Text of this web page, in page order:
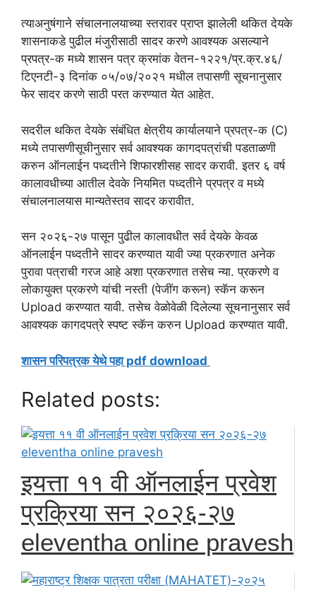
त्याअनुषंगाने संचालनालयाच्या स्तरावर प्राप्त झालेली थकित देयके
शासनाकडे पुढील मंजुरीसाठी सादर करणे आवश्यक असल्याने
प्रपत्र-क मध्ये शासन पत्र क्रमांक वेतन-१२२१/प्र.क्र.४६/
टिएनटी-३ दिनांक ०५/०७/२०२१ मधील तपासणी सूचनानुसार
फेर सादर करणे साठी परत करण्यात येत आहेत.
सदरील थकित देयके संबंधित क्षेत्रीय कार्यालयाने प्रपत्र-क (C)
मध्ये तपासणीसूचीनुसार सर्व आवश्यक कागदपत्रांची पडताळणी
करुन ऑनलाईन पध्दतीने शिफारशीसह सादर करावी. इतर ६ वर्ष
कालावधीच्या आतील देवके नियमित पध्दतीने प्रपत्र व मध्ये
संचालनालयास मान्यतेस्तव सादर करावीत.
सन २०२६-२७ पासून पुढील कालावधीत सर्व देयके केवळ
ऑनलाईन पध्दतीने सादर करण्यात यावी ज्या प्रकरणात अनेक
पुरावा पत्राची गरज आहे अशा प्रकरणात तसेच न्या. प्रकरणे व
लोकायुक्त प्रकरणे यांची नस्ती (पेजींग करून) स्कॅन करून
Upload करण्यात यावी. तसेच वेळोवेळी दिलेल्या सूचनानुसार सर्व
आवश्यक कागदपत्रे स्पष्ट स्कॅन करुन Upload करण्यात यावी.
शासन परिपत्रक येथे पहा pdf download
Related posts:
इयत्ता ११ वी ऑनलाईन प्रवेश
प्रक्रिया सन २०२६-२७
eleventha online pravesh